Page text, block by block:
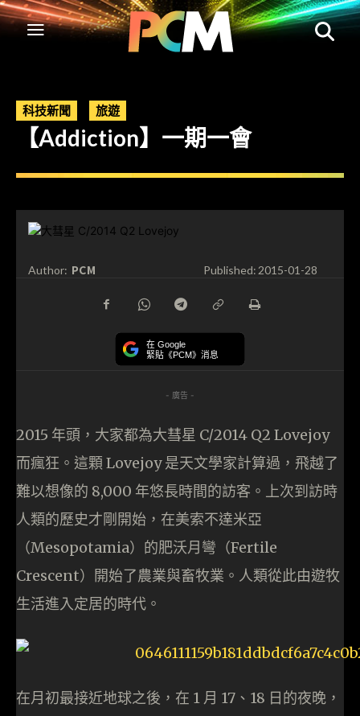
科技新聞 旅遊
【Addiction】一期一會
Author: PCM Published:2015-01-28
在 Google
緊貼《PCM》消息
- 廣告 -
2015 年頭，大家都為大彗星 C/2014 Q2 Lovejoy
而瘋狂。這顆 Lovejoy 是天文學家計算過，飛越了
難以想像的 8,000 年悠長時間的訪客。上次到訪時
人類的歷史才剛開始，在美索不達米亞
（Mesopotamia）的肥沃月彎（Fertile
Crescent）開始了農業與畜牧業。人類從此由遊牧
生活進入定居的時代。
在月初最接近地球之後，在 1 月 17、18 日的夜晚，